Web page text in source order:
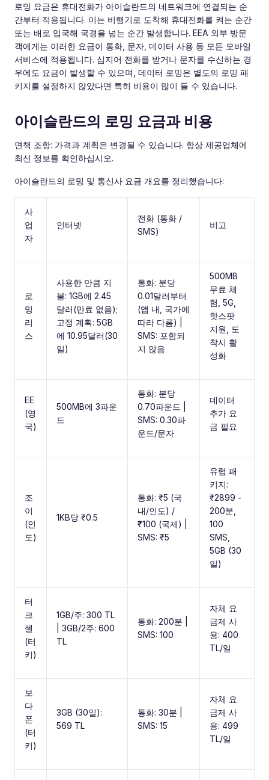
로밍 요금은 휴대전화가 아이슬란드의 네트워크에 연결되는 순
간부터 적용됩니다. 이는 비행기로 도착해 휴대전화를 켜는 순간
또는 배로 입국해 국경을 넘는 순간 발생합니다. EEA 외부 방문
객에게는 이러한 요금이 통화, 문자, 데이터 사용 등 모든 모바일
서비스에 적용됩니다. 심지어 전화를 받거나 문자를 수신하는 경
우에도 요금이 발생할 수 있으며, 데이터 로밍은 별도의 로밍 패
키지를 설정하지 않았다면 특히 비용이 많이 들 수 있습니다.
아이슬란드의 로밍 요금과 비용
면책 조항: 가격과 계획은 변경될 수 있습니다. 항상 제공업체에
최신 정보를 확인하십시오.
아이슬란드의 로밍 및 통신사 요금 개요를 정리했습니다:
사
업
자
인터넷
전화 (통화 /
SMS)
비고
로
밍
리
스
사용한 만큼 지
불: 1GB에 2.45
달러(만료 없음);
고정 계획: 5GB
에 10.95달러(30
일)
통화: 분당
0.01달러부터
(앱 내, 국가에
따라 다름) |
SMS: 포함되
지 않음
500MB
무료 체
험, 5G,
핫스팟
지원, 도
착시 활
성화
EE
(영
국)
500MB에 3파운
드
통화: 분당
0.70파운드 |
SMS: 0.30파
운드/문자
데이터
추가 요
금 필요
조
이
(인
도)
1KB당 ₹0.5
통화: ₹5 (국
내/인도) /
₹100 (국제) |
SMS: ₹5
유럽 패
키지:
₹2899 -
200분,
100
SMS,
5GB (30
일)
터
크
셀
(터
키)
1GB/주: 300 TL
| 3GB/2주: 600
TL
통화: 200분 |
SMS: 100
자체 요
금제 사
용: 400
TL/일
보
다
폰
(터
키)
3GB (30일):
569 TL
통화: 30분 |
SMS: 15
자체 요
금제 사
용: 499
TL/일